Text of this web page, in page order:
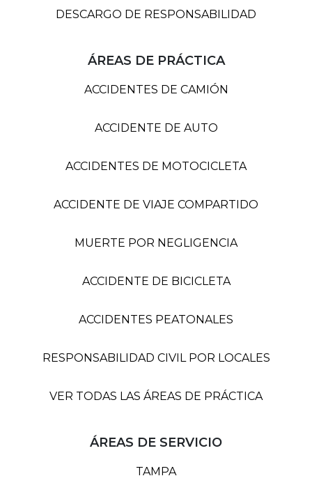
DESCARGO DE RESPONSABILIDAD
ÁREAS DE PRÁCTICA
ACCIDENTES DE CAMIÓN
ACCIDENTE DE AUTO
ACCIDENTES DE MOTOCICLETA
ACCIDENTE DE VIAJE COMPARTIDO
MUERTE POR NEGLIGENCIA
ACCIDENTE DE BICICLETA
ACCIDENTES PEATONALES
RESPONSABILIDAD CIVIL POR LOCALES
VER TODAS LAS ÁREAS DE PRÁCTICA
ÁREAS DE SERVICIO
TAMPA